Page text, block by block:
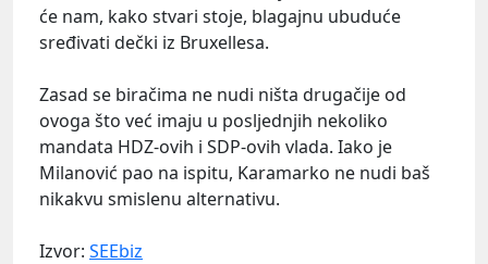
će nam, kako stvari stoje, blagajnu ubuduće
sređivati dečki iz Bruxellesa.
Zasad se biračima ne nudi ništa drugačije od
ovoga što već imaju u posljednjih nekoliko
mandata HDZ-ovih i SDP-ovih vlada. Iako je
Milanović pao na ispitu, Karamarko ne nudi baš
nikakvu smislenu alternativu.
Izvor: SEEbiz